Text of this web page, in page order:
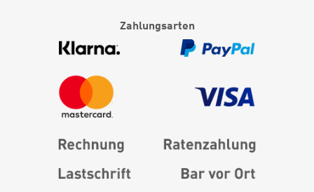
Zahlungsarten